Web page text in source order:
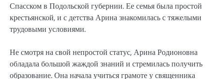
Спасском в Подольской губернии. Ее семья была простой
крестьянской, и с детства Арина знакомилась с тяжелыми
трудовыми условиями.
Не смотря на свой непростой статус, Арина Родионовна
обладала большой жаждой знаний и стремилась получить
образование. Она начала учиться грамоте у священника